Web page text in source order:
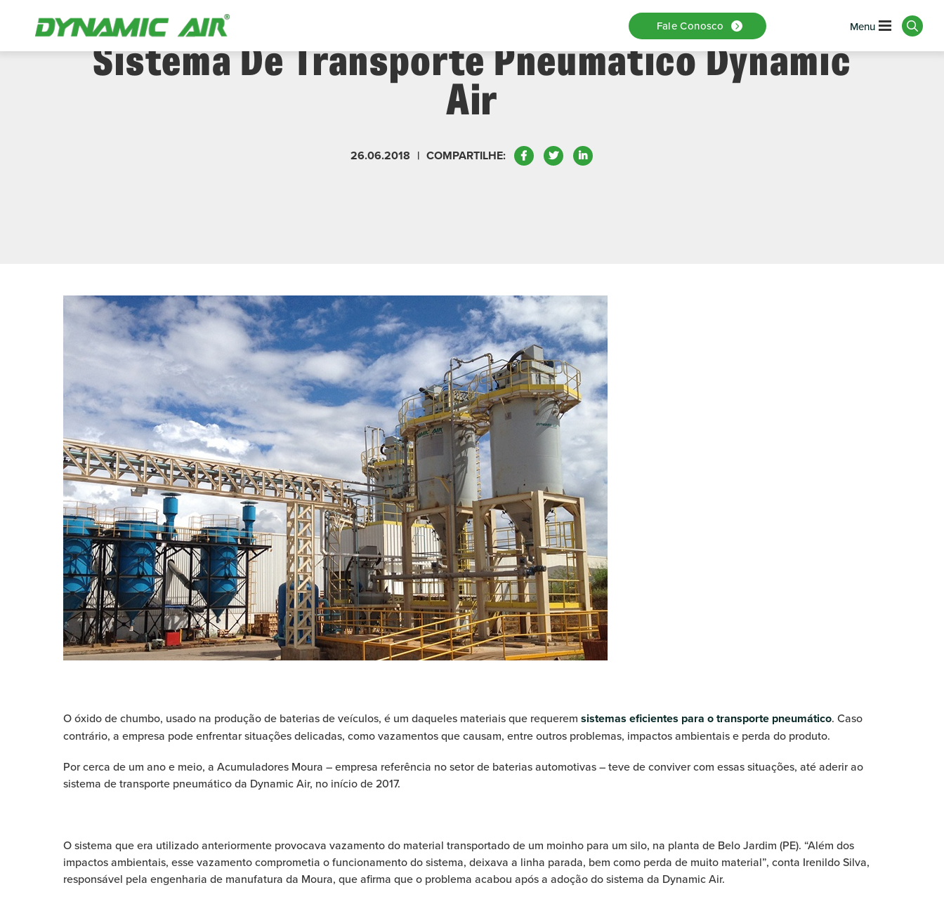
Fale Conosco
Acumuladores Moura Elimina Vazamentos Com
Sistema De Transporte Pneumático Dynamic
Air
26.06.2018 | COMPARTILHE: Facebook
TwitterLinkedIn
O óxido de chumbo, usado na produção de baterias de veículos, é um daqueles materiais que requerem sistemas eficientes para o transporte pneumático. Caso
contrário, a empresa pode enfrentar situações delicadas, como vazamentos que causam, entre outros problemas, impactos ambientais e perda do produto.
Por cerca de um ano e meio, a Acumuladores Moura – empresa referência no setor de baterias automotivas – teve de conviver com essas situações, até aderir ao
sistema de transporte pneumático da Dynamic Air, no início de 2017.
O sistema que era utilizado anteriormente provocava vazamento do material transportado de um moinho para um silo, na planta de Belo Jardim (PE). “Além dos
impactos ambientais, esse vazamento comprometia o funcionamento do sistema, deixava a linha parada, bem como perda de muito material”, conta Irenildo Silva,
responsável pela engenharia de manufatura da Moura, que afirma que o problema acabou após a adoção do sistema da Dynamic Air.